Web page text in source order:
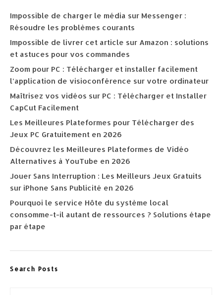
Impossible de charger le média sur Messenger :
Résoudre les problèmes courants
Impossible de livrer cet article sur Amazon : solutions
et astuces pour vos commandes
Zoom pour PC : Télécharger et installer facilement
l’application de visioconférence sur votre ordinateur
Maîtrisez vos vidéos sur PC : Télécharger et Installer
CapCut Facilement
Les Meilleures Plateformes pour Télécharger des
Jeux PC Gratuitement en 2026
Découvrez les Meilleures Plateformes de Vidéo
Alternatives à YouTube en 2026
Jouer Sans Interruption : Les Meilleurs Jeux Gratuits
sur iPhone Sans Publicité en 2026
Pourquoi le service Hôte du système local
consomme-t-il autant de ressources ? Solutions étape
par étape
Search Posts